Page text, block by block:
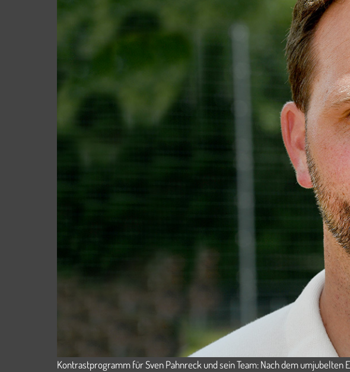
Kontrastprogramm für Sven Pahnreck und sein Team: Nach dem